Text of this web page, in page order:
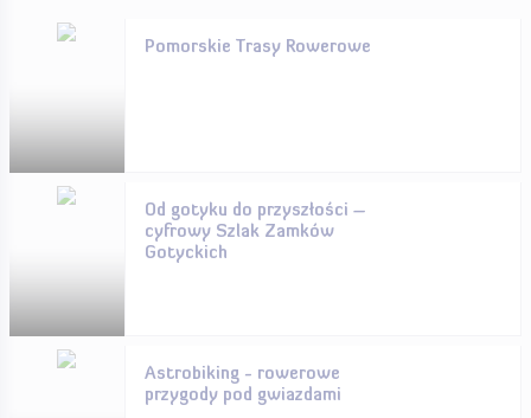
Pomorskie Trasy Rowerowe
Od gotyku do przyszłości –
cyfrowy Szlak Zamków
Gotyckich
Astrobiking - rowerowe
przygody pod gwiazdami